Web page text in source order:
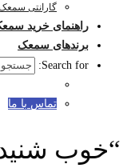
گارانتی
راهنمای خرید
برندهای سمعک
Search for:
تماس با ما
“خوب